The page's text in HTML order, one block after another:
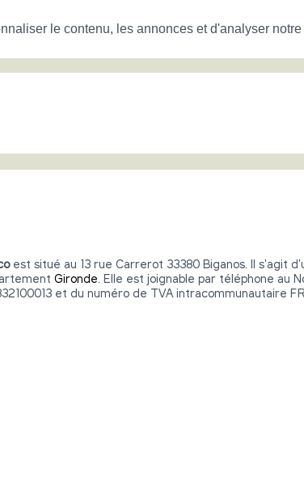
le contenu, les annonces et d'analyser notre
est situé au 13 rue Carrerot 33380 Biganos. Il s'agit
Gironde . Elle est joignable par téléphone au
et du numéro de TVA intracommunautaire